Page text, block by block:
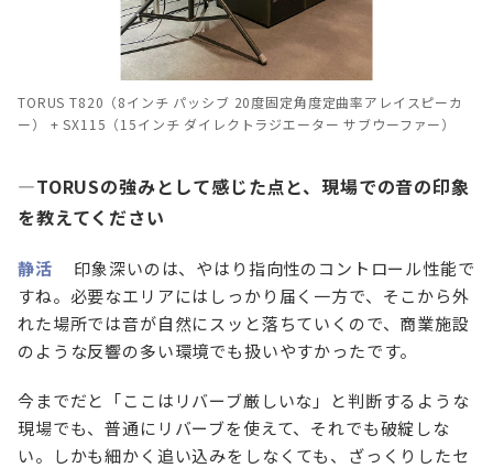
TORUS T820（8インチ パッシブ 20度固定角度定曲率アレイスピーカ
ー） + SX115（15インチ ダイレクトラジエーター サブウーファー）
—TORUSの強みとして感じた点と、現場での音の印象
を教えてください
静活
印象深いのは、やはり指向性のコントロール性能で
すね。必要なエリアにはしっかり届く一方で、そこから外
れた場所では音が自然にスッと落ちていくので、商業施設
のような反響の多い環境でも扱いやすかったです。
今までだと「ここはリバーブ厳しいな」と判断するような
現場でも、普通にリバーブを使えて、それでも破綻しな
い。しかも細かく追い込みをしなくても、ざっくりしたセ